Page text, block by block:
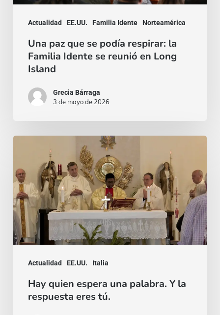
Actualidad EE.UU. Familia Idente Norteamérica
reunió
Long
Island
Una paz que se podía respirar: la
Familia Idente se reunió en Long
Island
Grecia Bárraga
3 de mayo de 2026
Actualidad EE.UU. Italia
espera
una
palabra.
Y
la
Hay quien espera una palabra. Y la
respuesta eres tú.